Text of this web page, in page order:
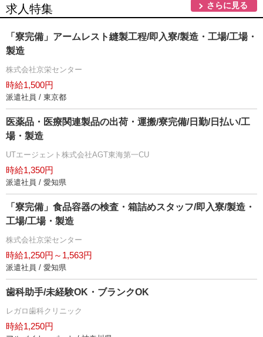
求人特集 さらに見る
「寮完備」アームレスト縫製工程/即入寮/製造・工場/工場・
製造
株式会社京栄センター
時給1,500円
派遣社員 / 東京都
医薬品・医療関連製品の出荷・運搬/寮完備/日勤/日払い/工
場・製造
UTエージェント株式会社AGT東海第一CU
時給1,350円
派遣社員 / 愛知県
「寮完備」食品容器の検査・箱詰めスタッフ/即入寮/製造・
工場/工場・製造
株式会社京栄センター
時給1,250円～1,563円
派遣社員 / 愛知県
歯科助手/未経験OK・ブランクOK
レガロ歯科クリニック
時給1,250円